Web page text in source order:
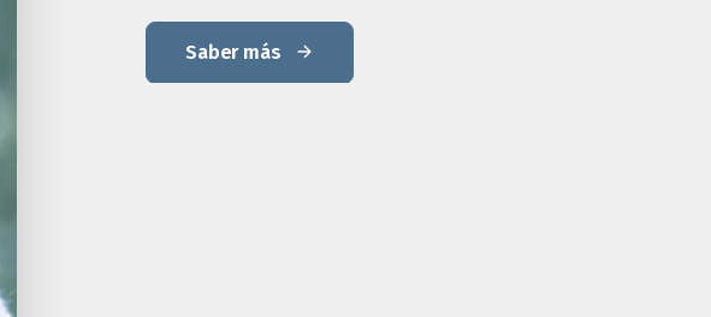
Saber más